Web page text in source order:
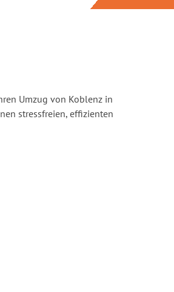
Umzug von Koblenz in
stressfreien, effizienten